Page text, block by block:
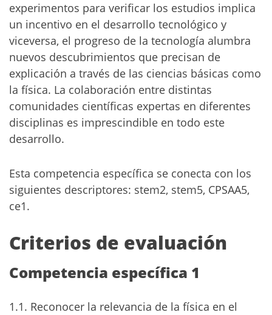
experimentos para verificar los estudios implica
un incentivo en el desarrollo tecnológico y
viceversa, el progreso de la tecnología alumbra
nuevos descubrimientos que precisan de
explicación a través de las ciencias básicas como
la física. La colaboración entre distintas
comunidades científicas expertas en diferentes
disciplinas es imprescindible en todo este
desarrollo.
Esta competencia específica se conecta con los
siguientes descriptores: stem2, stem5, CPSAA5,
ce1.
Criterios de evaluación
Competencia específica 1
1.1. Reconocer la relevancia de la física en el